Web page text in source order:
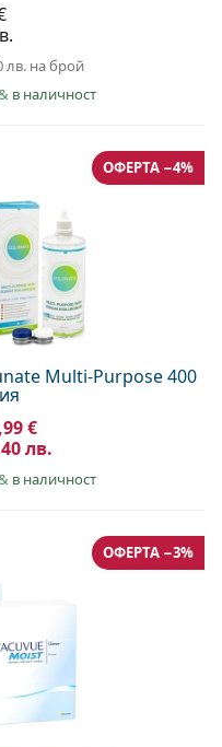
лв. на брой
в наличност
Multi-Purpose 400
ОФЕРТА −4%
€
лв.
в наличност
ОФЕРТА −3%